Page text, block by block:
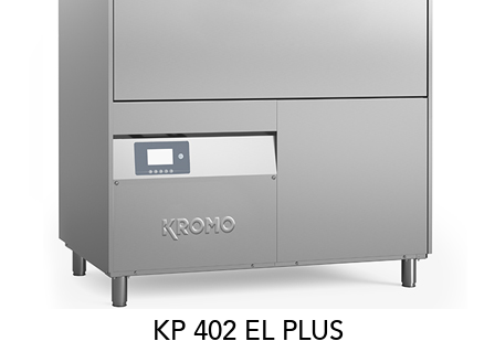
KP 402 EL PLUS